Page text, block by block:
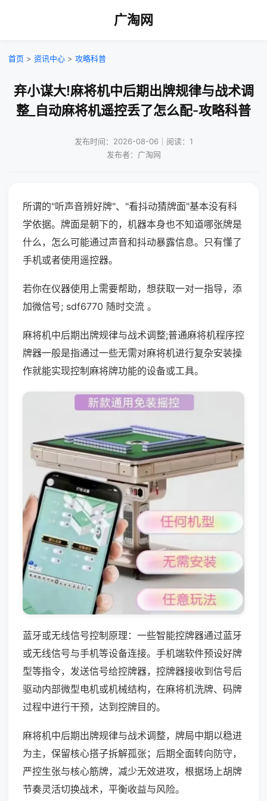
广淘网
首页 > 资讯中心 > 攻略科普
弃小谋大!麻将机中后期出牌规律与战术调
整_自动麻将机遥控丢了怎么配-攻略科普
发布时间：2026-08-06｜阅读：1
发布者：广淘网
所谓的"听声音辨好牌"、"看抖动猜牌面"基本没有科
学依据。牌面是朝下的，机器本身也不知道哪张牌是
什么，怎么可能通过声音和抖动暴露信息。只有懂了
手机或者使用遥控器。
若你在仪器使用上需要帮助，想获取一对一指导，添
加微信号; sdf6770 随时交流 。
麻将机中后期出牌规律与战术调整;普通麻将机程序控
牌器一般是指通过一些无需对麻将机进行复杂安装操
作就能实现控制麻将牌功能的设备或工具。
蓝牙或无线信号控制原理：一些智能控牌器通过蓝牙
或无线信号与手机等设备连接。手机端软件预设好牌
型等指令，发送信号给控牌器，控牌器接收到信号后
驱动内部微型电机或机械结构，在麻将机洗牌、码牌
过程中进行干预，达到控牌目的。
麻将机中后期出牌规律与战术调整，牌局中期以稳进
为主，保留核心搭子拆解孤张；后期全面转向防守，
严控生张与核心筋牌，减少无效进攻，根据场上胡牌
节奏灵活切换战术，平衡收益与风险。